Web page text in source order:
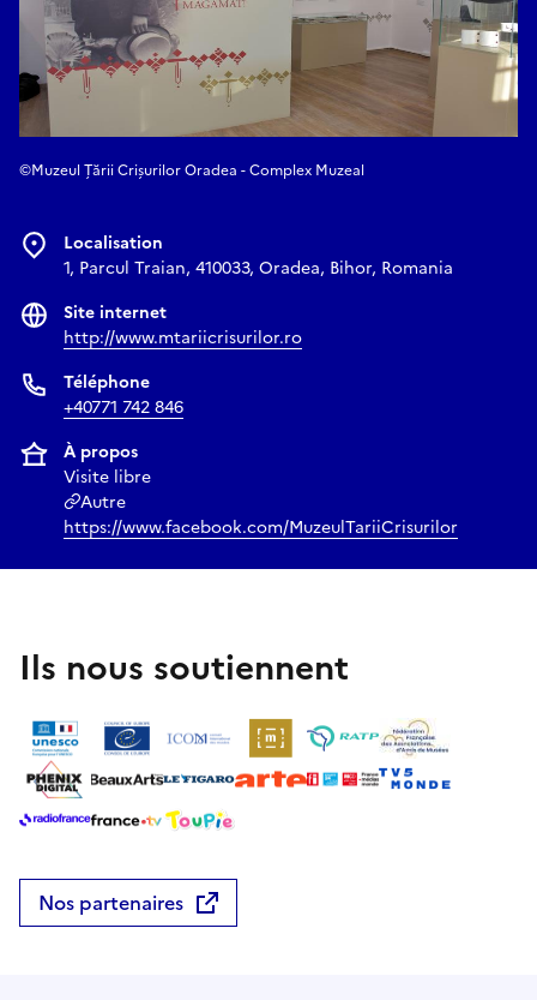
©Muzeul Țării Crișurilor Oradea - Complex Muzeal
Localisation
1, Parcul Traian, 410033, Oradea, Bihor, Romania
Site internet
http://www.mtariicrisurilor.ro
Téléphone
+40771 742 846
À propos
Visite libre
Autre
https://www.facebook.com/MuzeulTariiCrisurilor
Ils nous soutiennent
Nos partenaires